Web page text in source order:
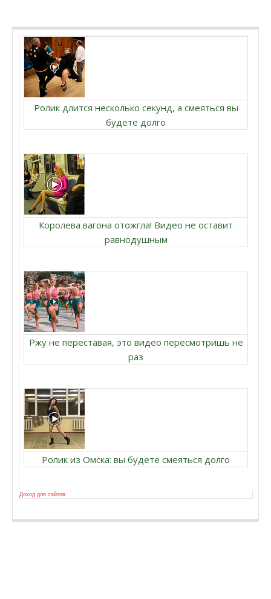
Ролик длится несколько секунд, а смеяться вы
будете долго
Королева вагона отожгла! Видео не оставит
равнодушным
Ржу не переставая, это видео пересмотришь не
раз
Ролик из Омска: вы будете смеяться долго
Доход для сайтов